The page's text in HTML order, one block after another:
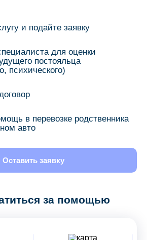
и подайте заявку
для оценки
постояльца
психического)
в перевозке родственника
авто
Оставить заявку
за помощью